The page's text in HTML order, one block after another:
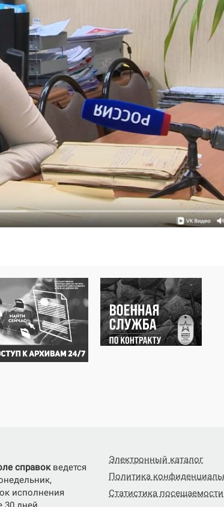
справокведется
исполнения
Электронный каталог
Политика
Статистика посещаемости